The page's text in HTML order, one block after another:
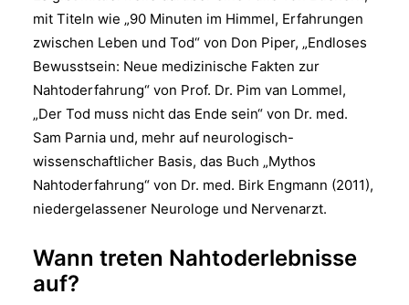
mit Titeln wie „90 Minuten im Himmel, Erfahrungen
zwischen Leben und Tod“ von Don Piper, „Endloses
Bewusstsein: Neue medizinische Fakten zur
Nahtoderfahrung“ von Prof. Dr. Pim van Lommel,
„Der Tod muss nicht das Ende sein“ von Dr. med.
Sam Parnia und, mehr auf neurologisch-
wissenschaftlicher Basis, das Buch „Mythos
Nahtoderfahrung“ von Dr. med. Birk Engmann (2011),
niedergelassener Neurologe und Nervenarzt.
Wann treten Nahtoderlebnisse
auf?